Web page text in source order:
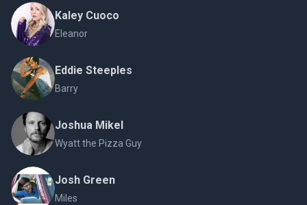
Kaley Cuoco
Eleanor
Eddie Steeples
Barry
Joshua Mikel
Wyatt the Pizza Guy
Josh Green
Miles